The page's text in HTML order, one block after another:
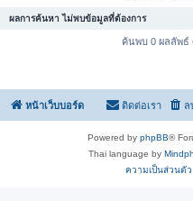
ผลการค้นหา ไม่พบข้อมูลที่ต้องการ
ค้นพบ 0 ผลลัพธ์
หน้าเว็บบอร์ด ล
ติดต่อเรา
Powered by phpBB®
Thai language by
ความเป็นส่วนตัว